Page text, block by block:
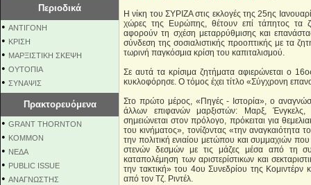
Περιοδικά
• ΑΝΤΙΓΟΝΗ
• ΚΡΙΣΗ
• ΜΑΡΞΙΣΤΙΚΗ ΣΚΕΨΗ
• ΟΥΤΟΠΙΑ
• ΣΥΝΑΨΙΣ
Πρακτορευόμενα
• GRANT THORNTON
• KOMMON
• NEΔΑ
• PUBLIC ISSUE
• ΑΝΑΓΝΩΣΤΗΣ
Η νίκη του ΣΥΡΙΖΑ στις εκλογές της 25ης
χώρες της Ευρώπης, θέτουν επί τάπητος τα
αφορούν τη σχέση μεταρρύθμισης και
σύνδεση της σοσιαλιστικής προοπτικής με τα
τωρινή παγκόσμια κρίση του καπιταλισμού.
Σε αυτά τα κρίσιμα ζητήματα αφιερώνεται ο
κυκλοφόρησε. Ο τόμος έχει τίτλο «Σύγχρονη
Στο πρώτο μέρος, «Πηγές - Ιστορία», ο
άλλων επιφανών μαρξιστών: Μαρξ, Ένγκελς,
σημειώνεται στον πρόλογο, πρόκειται για
του κινήματος», τονίζοντας «την αναγκαιότητα
την πολιτική ενιαίου μετώπου και συμμαχιών
στενών δεσμών με τις μάζες μέσα από τη
καταπολέμηση των αριστερίστικων και
την τακτική» του 4ου Συνεδρίου της
από τον Τζ. Ριντέλ.